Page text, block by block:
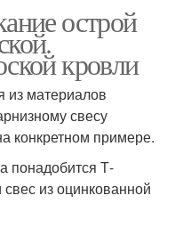
острой
кровли
из материалов
свесу
конкретном примере.
понадобится Т-
из оцинкованной